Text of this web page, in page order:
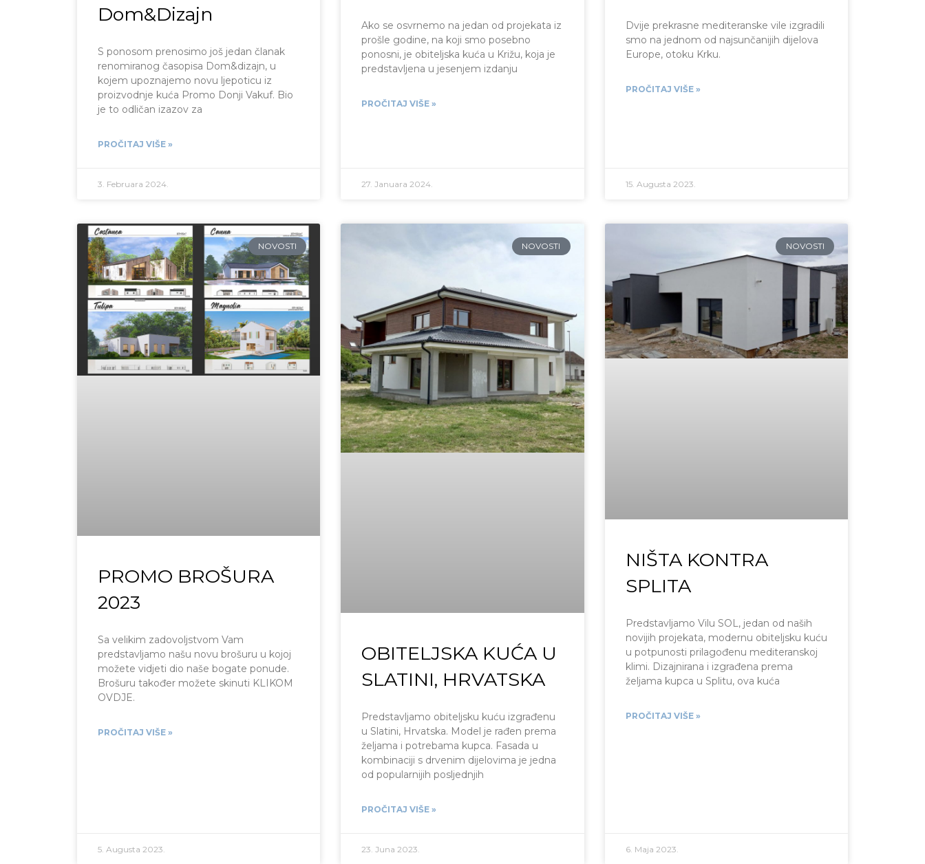
Dom&Dizajn
S ponosom prenosimo još jedan članak
renomiranog časopisa Dom&dizajn, u
kojem upoznajemo novu ljepoticu iz
proizvodnje kuća Promo Donji Vakuf. Bio
je to odličan izazov za
PROČITAJ VIŠE »
3. Februara 2024.
Ako se osvrnemo na jedan od projekata iz
prošle godine, na koji smo posebno
ponosni, je obiteljska kuća u Križu, koja je
predstavljena u jesenjem izdanju
PROČITAJ VIŠE »
27. Januara 2024.
Dvije prekrasne mediteranske vile izgradili
smo na jednom od najsunčanijih dijelova
Europe, otoku Krku.
PROČITAJ VIŠE »
15. Augusta 2023.
NOVOSTI
PROMO BROŠURA
2023
Sa velikim zadovoljstvom Vam
predstavljamo našu novu brošuru u kojoj
možete vidjeti dio naše bogate ponude.
Brošuru također možete skinuti KLIKOM
OVDJE.
PROČITAJ VIŠE »
5. Augusta 2023.
NOVOSTI
OBITELJSKA KUĆA U
SLATINI, HRVATSKA
Predstavljamo obiteljsku kuću izgrađenu
u Slatini, Hrvatska. Model je rađen prema
željama i potrebama kupca. Fasada u
kombinaciji s drvenim dijelovima je jedna
od popularnijih posljednjih
PROČITAJ VIŠE »
23. Juna 2023.
NOVOSTI
NIŠTA KONTRA
SPLITA
Predstavljamo Vilu SOL, jedan od naših
novijih projekata, modernu obiteljsku kuću
u potpunosti prilagođenu mediteranskoj
klimi. Dizajnirana i izgrađena prema
željama kupca u Splitu, ova kuća
PROČITAJ VIŠE »
6. Maja 2023.